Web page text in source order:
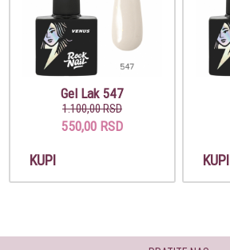
Gel Lak 547
1.100,00 RSD
550,00 RSD
KUPI KUPI